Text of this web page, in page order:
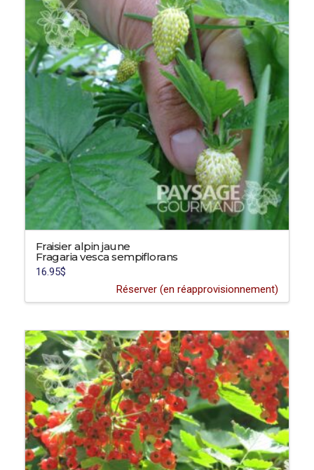
Fraisier alpin jaune
Fragaria vesca sempiflorans
16.95$
Réserver (en réapprovisionnement)